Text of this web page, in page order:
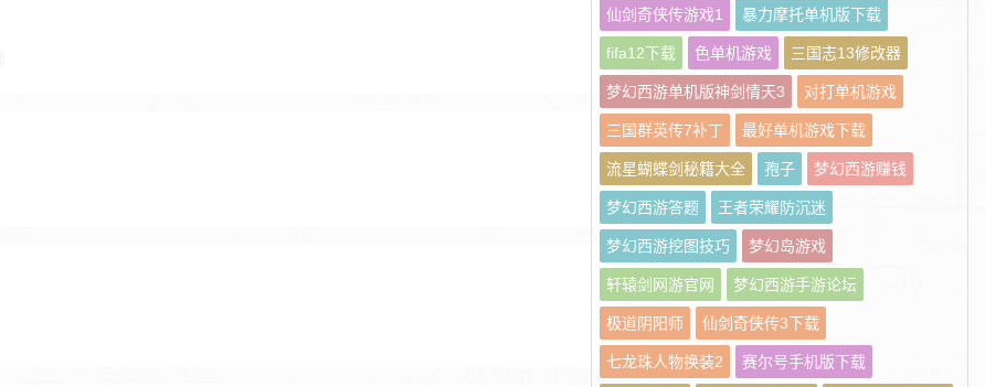
仙剑奇侠传游戏1 暴力摩托单机版下载
fifa12下载 色单机游戏 三国志13修改器
梦幻西游单机版神剑情天3 对打单机游戏
三国群英传7补丁 最好单机游戏下载
流星蝴蝶剑秘籍大全 孢子 梦幻西游赚钱
梦幻西游答题 王者荣耀防沉迷
梦幻西游挖图技巧 梦幻岛游戏
轩辕剑网游官网 梦幻西游手游论坛
极道阴阳师 仙剑奇侠传3下载
七龙珠人物换装2 赛尔号手机版下载